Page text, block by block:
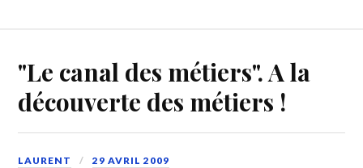
"Le canal des métiers". A la
découverte des métiers !
LAURENT 29 AVRIL 2009